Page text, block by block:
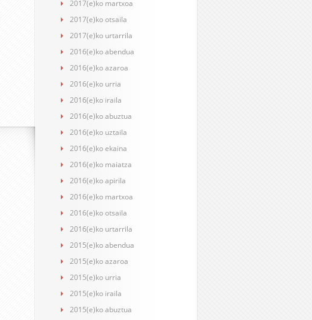
2017(e)ko martxoa
2017(e)ko otsaila
2017(e)ko urtarrila
2016(e)ko abendua
2016(e)ko azaroa
2016(e)ko urria
2016(e)ko iraila
2016(e)ko abuztua
2016(e)ko uztaila
2016(e)ko ekaina
2016(e)ko maiatza
2016(e)ko apirila
2016(e)ko martxoa
2016(e)ko otsaila
2016(e)ko urtarrila
2015(e)ko abendua
2015(e)ko azaroa
2015(e)ko urria
2015(e)ko iraila
2015(e)ko abuztua